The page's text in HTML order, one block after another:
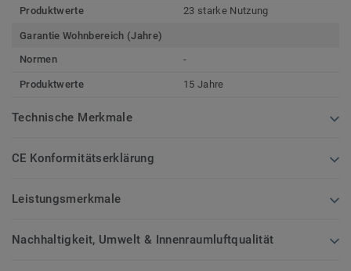
Produktwerte 23 starke Nutzung
Garantie Wohnbereich (Jahre)
Normen
-
Produktwerte 15 Jahre
Technische Merkmale
CE Konformitätserklärung
Leistungsmerkmale
Nachhaltigkeit, Umwelt & Innenraumluftqualität